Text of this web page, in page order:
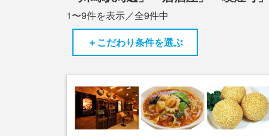
1〜9件を表示／全9件中
＋こだわり条件を選ぶ